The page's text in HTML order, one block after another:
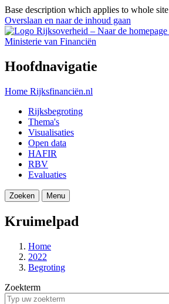
Base description which applies to whole site
Overslaan en naar de inhoud gaan
Ministerie van Financiën
Hoofdnavigatie
Home Rijksfinanciën.nl
Rijksbegroting
Thema's
Visualisaties
Open data
HAFIR
RBV
Evaluaties
Zoeken Menu
Kruimelpad
Home
2022
Begroting
Zoekterm